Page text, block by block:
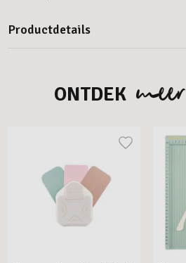
Productdetails
ONTDEK meer